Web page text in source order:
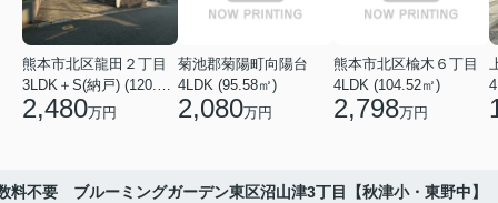
熊本市北区龍田２丁目
3LDK＋S(納戸) (120.48㎡)
2,480万円
菊池郡菊陽町向陽台
4LDK (95.58㎡)
2,080万円
熊本市北区楡木６丁目
4LDK (104.52㎡)
2,798万円
料不要 ブルーミングガーデン東区沼山津3丁目【秋津小・東野中】